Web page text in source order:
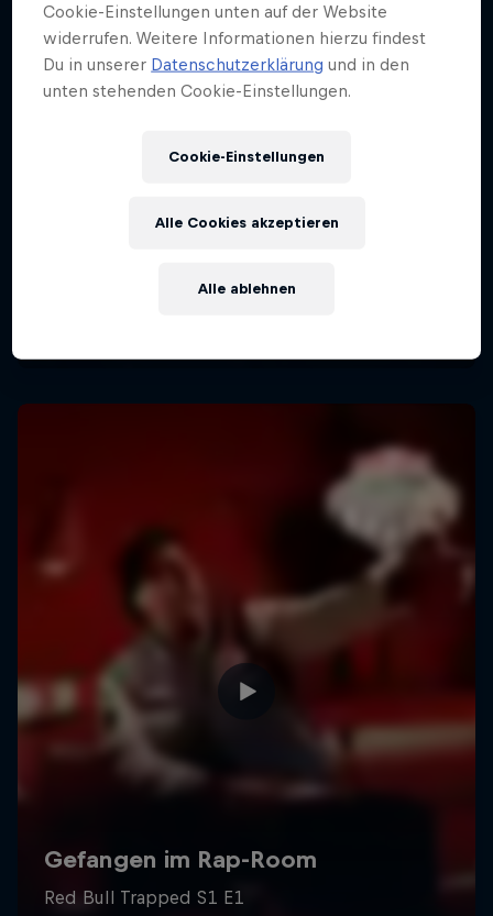
Cookie-Einstellungen unten auf der Website
widerrufen. Weitere Informationen hierzu findest
Du in unserer Datenschutzerklärung und in den
unten stehenden Cookie-Einstellungen.
Cookie-Einstellungen
Alle ablehnen
Alle Cookies akzeptieren